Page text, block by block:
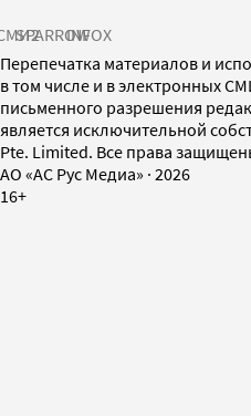
SPARROWINFOX
Перепечатка материалов и
в том числе и в электронных
письменного разрешения
является исключительной
Pte. Limited. Все права
AO «АС Рус Медиа» · 2026
16+